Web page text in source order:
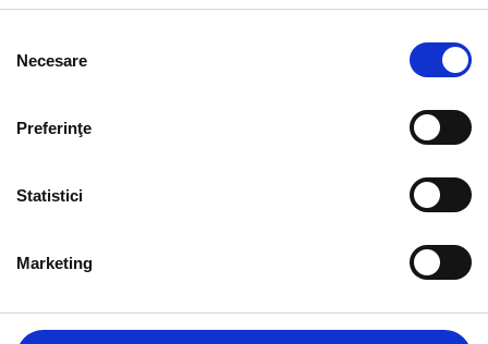
consimțământului
Necesare
Preferinţe
Statistici
Marketing
INFORMAȚIE